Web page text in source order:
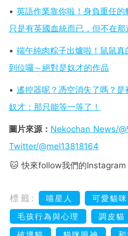
• 英語作業靠你啦！身負重任
只是有英國血統而已，但不在那
• 端午純肉粽子出爐啦！鼠鼠
到位囉～絕對是奴才的作品
• 遙控器呢？憑空消失了嗎？是
奴才：那只能等一等了！
圖片來源： Nekochan News/@
Twitter/@mel13818164
🐱 快來follow我們的Instagram
標籤: 喵星人
可愛貓咪
毛孩行為與心理
調皮貓